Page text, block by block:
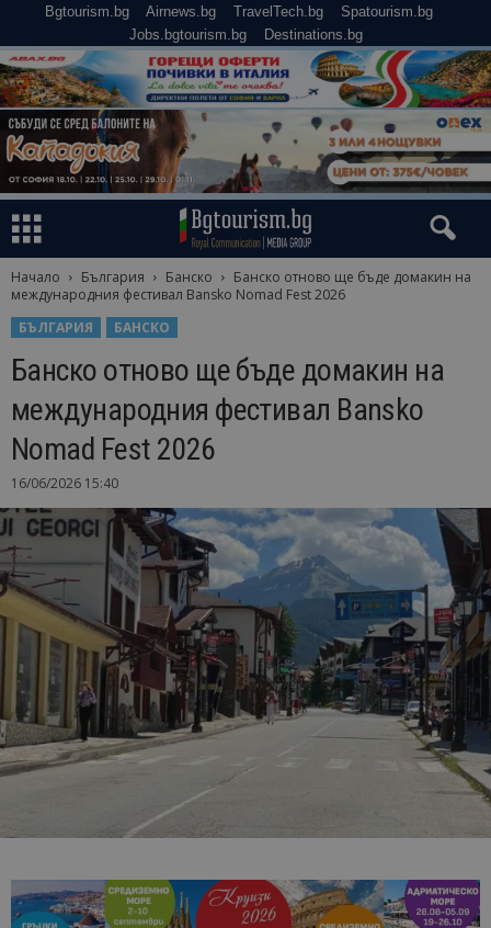
Bgtourism.bg Airnews.bg TravelTech.bg
Spatourism.bg
Jobs.bgtourism.bg
Destinations.bg
Начало България Банско
Банско отново ще бъде домакин на
международния фестивал Bansko Nomad Fest 2026
БЪЛГАРИЯ
БАНСКО
Банско отново ще бъде домакин на
международния фестивал Bansko
Nomad Fest 2026
16/06/2026 15:40